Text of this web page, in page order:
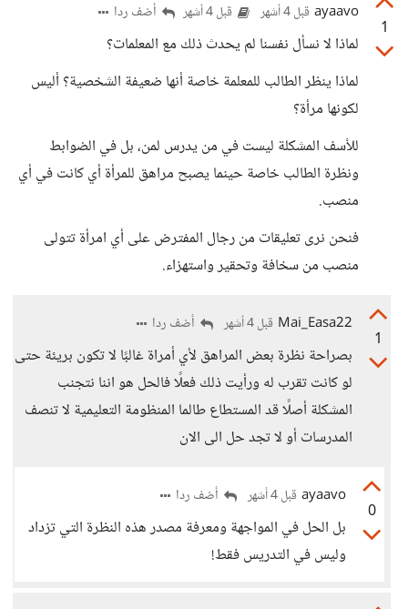
1
ayaavo قبل 4 أشهر قبل 4 أشهر أضف ردا
لماذا لا نسأل نفسنا لم يحدث ذلك مع المعلمات؟
لماذا ينظر الطالب للمعلمة خاصة أنها ضعيفة الشخصية؟ أليس
لكونها مرأة؟
للأسف المشكلة ليست في من يدرس لمن، بل في الضوابط
ونظرة الطالب خاصة حينما يصبح مراهق للمرأة أي كانت في أي
منصب.
فنحن نرى تعليقات من رجال المفترض على أي امرأة تتولى
منصب من سخافة وتحقير واستهزاء.
1
Mai_Easa22 قبل 4 أشهر أضف ردا
بصراحة نظرة بعض المراهق لأي أمراة غالبًا لا تكون بريئة حتى
لو كانت تقرب له ورأيت ذلك فعلًا فالحل هو اننا نتجنب
المشكلة أصلًا قد المستطاع طالما المنظومة التعليمية لا تنصف
المدرسات أو لا تجد حل الى الان
0
ayaavo قبل 4 أشهر أضف ردا
بل الحل في المواجهة ومعرفة مصدر هذه النظرة التي تزداد
وليس في التدريس فقط!